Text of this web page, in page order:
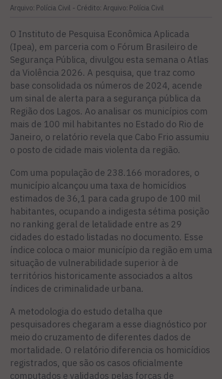
Arquivo: Polícia Civil - Crédito: Arquivo: Polícia Civil
O Instituto de Pesquisa Econômica Aplicada
(Ipea), em parceria com o Fórum Brasileiro de
Segurança Pública, divulgou esta semana o Atlas
da Violência 2026. A pesquisa, que traz como
base consolidada os números de 2024, acende
um sinal de alerta para a segurança pública da
Região dos Lagos. Ao analisar os municípios com
mais de 100 mil habitantes no Estado do Rio de
Janeiro, o relatório revela que Cabo Frio assumiu
o posto de cidade mais violenta da região.
Com uma população de 238.166 moradores, o
município alcançou uma taxa de homicídios
estimados de 36,1 para cada grupo de 100 mil
habitantes, ocupando a indigesta sétima posição
no ranking geral de letalidade entre as 29
cidades do estado listadas no documento. Esse
índice coloca o maior município da região em uma
situação de vulnerabilidade superior à de
territórios historicamente associados a altos
índices de criminalidade urbana.
A metodologia do estudo detalha que
pesquisadores chegaram a esse diagnóstico por
meio do cruzamento de diferentes dados de
mortalidade. O relatório diferencia os homicídios
registrados, que são os casos oficialmente
computados e validados pelas forças de